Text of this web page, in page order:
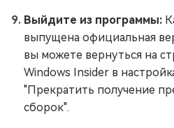
Выйдите из программы:
выпущена официальная
вы можете вернуться на
Windows Insider в
"Прекратить получение
сборок".